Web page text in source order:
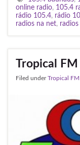
online radio, 105.4
rádio 105.4, rádio
radios na net,
Tropical FM
Filed underTropical FM